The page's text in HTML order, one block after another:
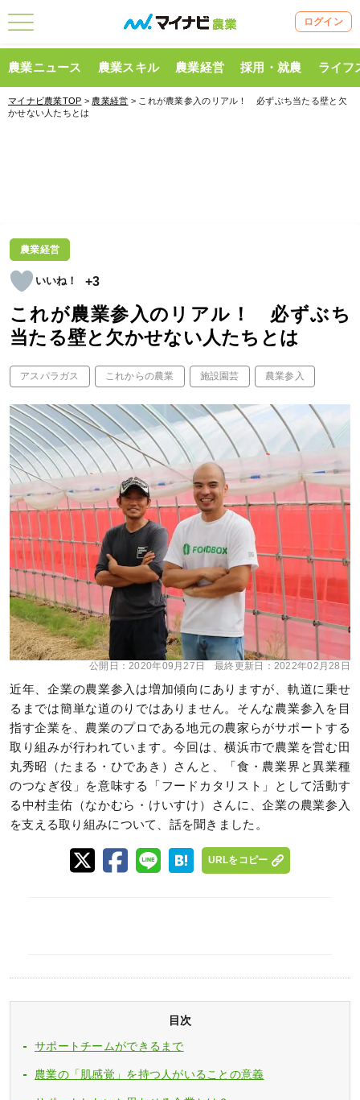
ログイン
農業ニュース 農業スキル 農業経営 採用・就農 ライフ
マイナビ農業TOP > 農業経営 > これが農業参入のリアル！ 必ずぶち当たる壁と欠
かせない人たちとは
農業経営
+3
これが農業参入のリアル！ 必ずぶち
当たる壁と欠かせない人たちとは
アスパラガス これからの農業 施設園芸 農業参入
公開日：2020年09月27日 最終更新日： 2022年02月28日
近年、企業の農業参入は増加傾向にありますが、軌道に乗せ
るまでは簡単な道のりではありません。そんな農業参入を目
指す企業を、農業のプロである地元の農家らがサポートする
取り組みが行われています。今回は、横浜市で農業を営む田
丸秀昭（たまる・ひであき）さんと、「食・農業界と異業種
のつなぎ役」を意味する「フードカタリスト」として活動す
る中村圭佑（なかむら・けいすけ）さんに、企業の農業参入
を支える取り組みについて、話を聞きました。
URLをコピー
目次
サポートチームができるまで
農業の「肌感覚」を持つ人がいることの意義